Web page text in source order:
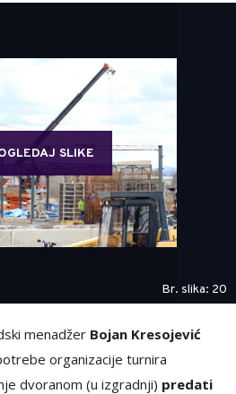
SLIKE
Br. slika: 20
menadžer Bojan Kresojević
organizacije turnira
dvoranom (u izgradnji) predati